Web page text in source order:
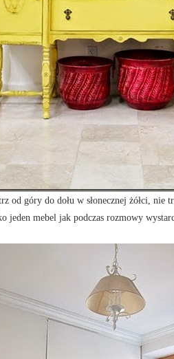
od góry do dołu w słonecznej żółci, nie
jeden mebel jak podczas rozmowy